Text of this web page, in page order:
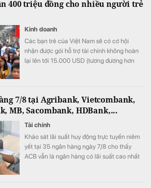
400 triệu đồng cho nhiều người trẻ
Kinh doanh
Các bạn trẻ của Việt Nam sẽ có cơ hội
nhận được gói hỗ trợ tài chính không hoàn
lại lên tới 15.000 USD (tương đương hơn
7/8 tại Agribank, Vietcombank,
MB, Sacombank, HDBank,...
Tài chính
Khảo sát lãi suất huy động trực tuyến niêm
yết tại 35 ngân hàng ngày 7/8 cho thấy
ACB vẫn là ngân hàng có lãi suất cao nhất